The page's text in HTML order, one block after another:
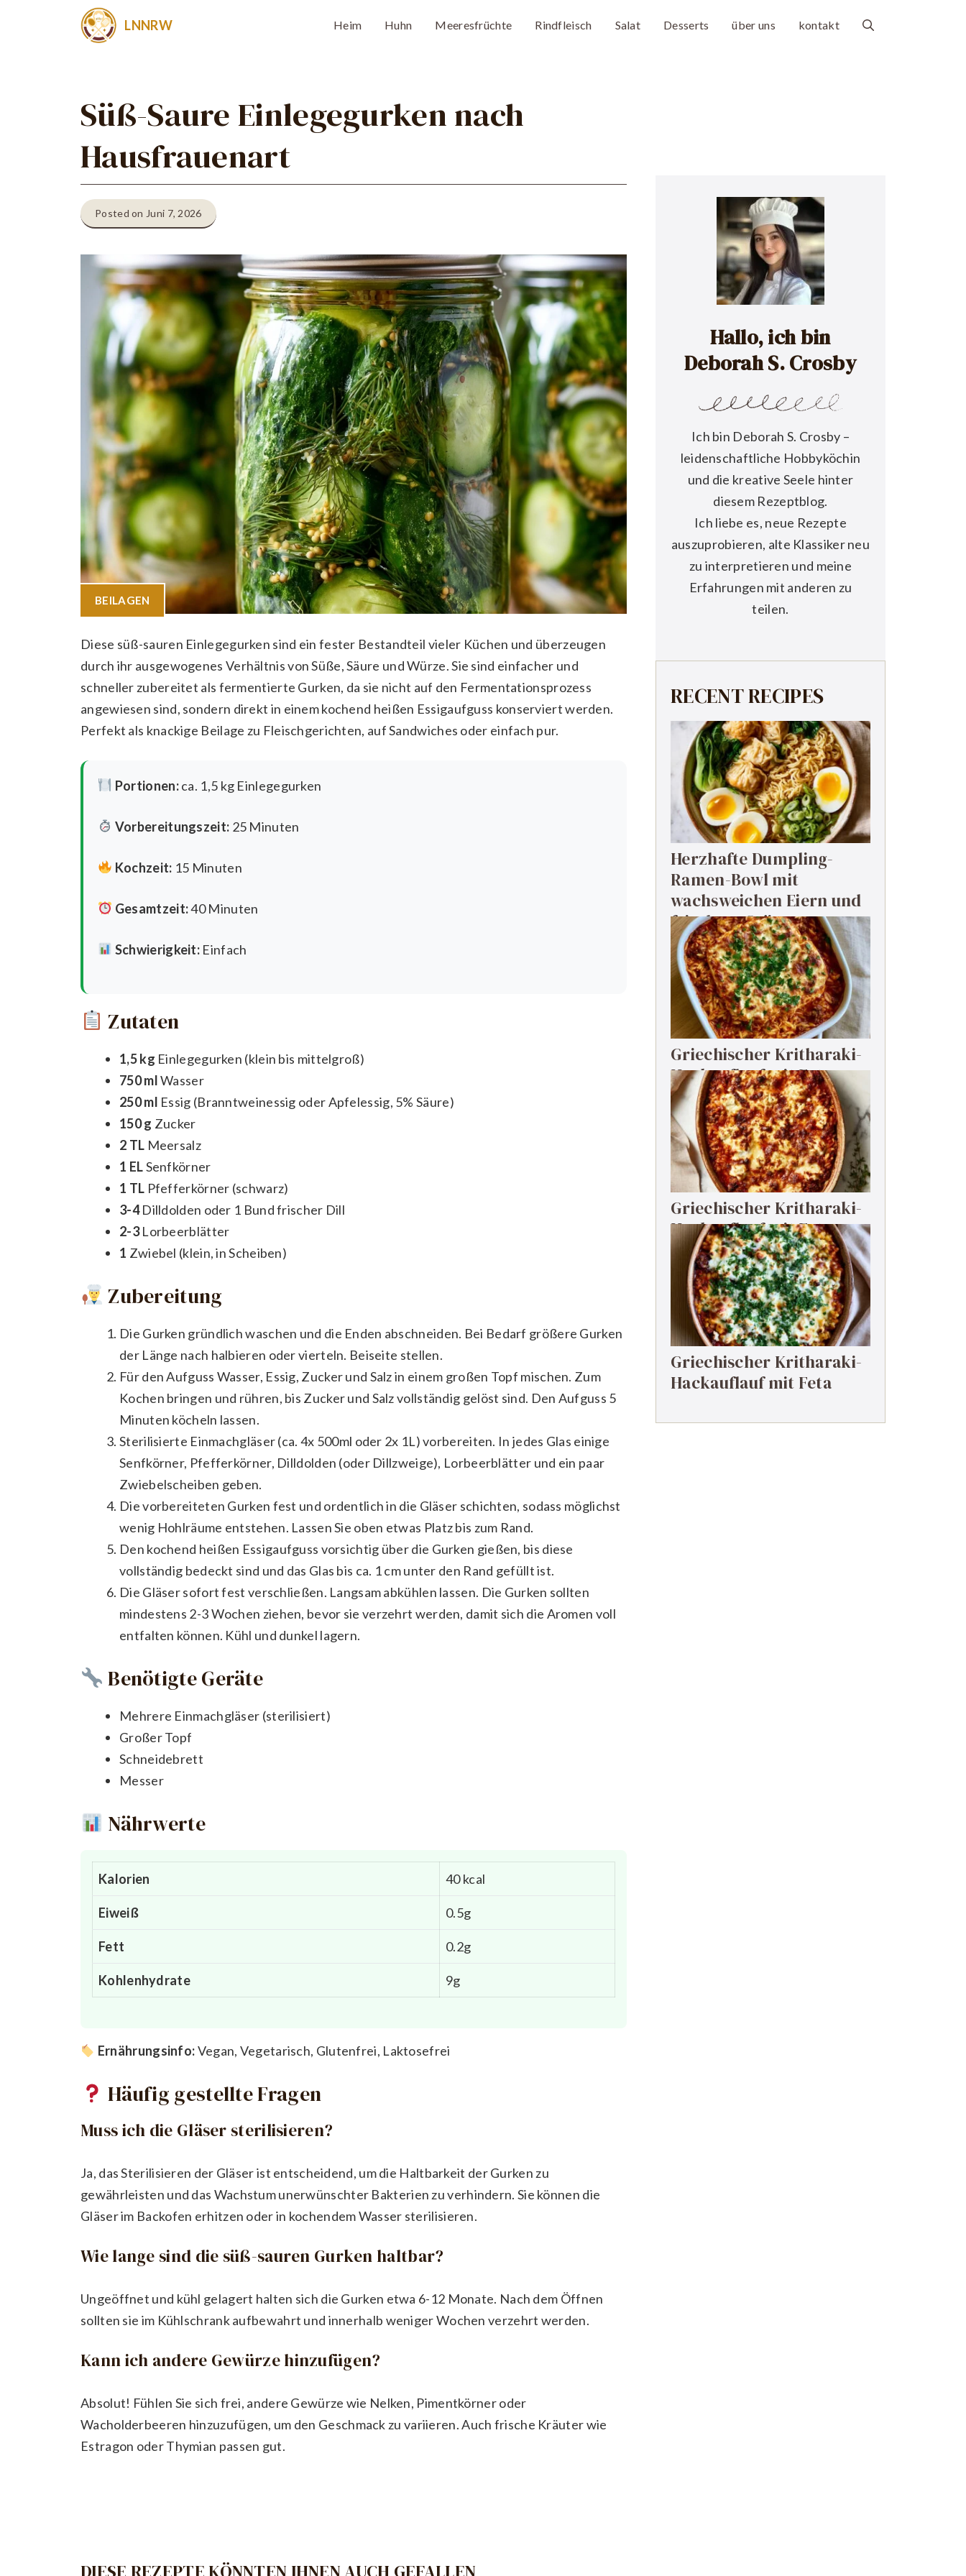
LNNRW Heim Huhn Meeresfrüchte Rindfleisch Salat Desserts über uns kontakt
Süß-Saure Einlegegurken nach
Hausfrauenart
Posted on Juni 7, 2026
BEILAGEN
Diese süß-sauren Einlegegurken sind ein fester Bestandteil vieler Küchen und überzeugen
durch ihr ausgewogenes Verhältnis von Süße, Säure und Würze. Sie sind einfacher und
schneller zubereitet als fermentierte Gurken, da sie nicht auf den Fermentationsprozess
angewiesen sind, sondern direkt in einem kochend heißen Essigaufguss konserviert werden.
Perfekt als knackige Beilage zu Fleischgerichten, auf Sandwiches oder einfach pur.
Portionen:ca. 1,5 kg Einlegegurken
Vorbereitungszeit: 25 Minuten
Kochzeit: 15 Minuten
Gesamtzeit:40 Minuten
Schwierigkeit: Einfach
Zutaten
1,5 kg Einlegegurken (klein bis mittelgroß)
750 mlWasser
250 ml Essig (Branntweinessig oder Apfelessig, 5% Säure)
150 g Zucker
2 TL Meersalz
1 ELSenfkörner
1 TL Pfefferkörner (schwarz)
3-4Dilldolden oder 1 Bund frischer Dill
2-3Lorbeerblätter
1 Zwiebel (klein, in Scheiben)
Zubereitung
Die Gurken gründlich waschen und die Enden abschneiden. Bei Bedarf größere Gurken
der Länge nach halbieren oder vierteln. Beiseite stellen.
Für den Aufguss Wasser, Essig, Zucker und Salz in einem großen Topf mischen. Zum
Kochen bringen und rühren, bis Zucker und Salz vollständig gelöst sind. Den Aufguss 5
Minuten köcheln lassen.
Sterilisierte Einmachgläser (ca. 4x 500ml oder 2x 1L) vorbereiten. In jedes Glas einige
Senfkörner, Pfefferkörner, Dilldolden (oder Dillzweige), Lorbeerblätter und ein paar
Zwiebelscheiben geben.
Die vorbereiteten Gurken fest und ordentlich in die Gläser schichten, sodass möglichst
wenig Hohlräume entstehen. Lassen Sie oben etwas Platz bis zum Rand.
Den kochend heißen Essigaufguss vorsichtig über die Gurken gießen, bis diese
vollständig bedeckt sind und das Glas bis ca. 1 cm unter den Rand gefüllt ist.
Die Gläser sofort fest verschließen. Langsam abkühlen lassen. Die Gurken sollten
mindestens 2-3 Wochen ziehen, bevor sie verzehrt werden, damit sich die Aromen voll
entfalten können. Kühl und dunkel lagern.
Benötigte Geräte
Mehrere Einmachgläser (sterilisiert)
Großer Topf
Schneidebrett
Messer
Nährwerte
Kalorien 40 kcal
Eiweiß 0.5g
Fett 0.2g
Kohlenhydrate 9g
Ernährungsinfo:Vegan, Vegetarisch, Glutenfrei, Laktosefrei
Häufig gestellte Fragen
Muss ich die Gläser sterilisieren?
Ja, das Sterilisieren der Gläser ist entscheidend, um die Haltbarkeit der Gurken zu
gewährleisten und das Wachstum unerwünschter Bakterien zu verhindern. Sie können die
Gläser im Backofen erhitzen oder in kochendem Wasser sterilisieren.
Wie lange sind die süß-sauren Gurken haltbar?
Ungeöffnet und kühl gelagert halten sich die Gurken etwa 6-12 Monate. Nach dem Öffnen
sollten sie im Kühlschrank aufbewahrt und innerhalb weniger Wochen verzehrt werden.
Kann ich andere Gewürze hinzufügen?
Absolut! Fühlen Sie sich frei, andere Gewürze wie Nelken, Pimentkörner oder
Wacholderbeeren hinzuzufügen, um den Geschmack zu variieren. Auch frische Kräuter wie
Estragon oder Thymian passen gut.
DIESE REZEPTE KÖNNTEN IHNEN AUCH GEFALLEN
Hallo, ich bin
Deborah S. Crosby
Ich bin Deborah S. Crosby –
leidenschaftliche Hobbyköchin
und die kreative Seele hinter
diesem Rezeptblog.
Ich liebe es, neue Rezepte
auszuprobieren, alte Klassiker neu
zu interpretieren und meine
Erfahrungen mit anderen zu
teilen.
RECENT RECIPES
Herzhafte Dumpling-
Ramen-Bowl mit
wachsweichen Eiern und
frischem Grün
Griechischer Kritharaki-
Hackauflauf mit Feta
Griechischer Kritharaki-
Hackauflauf mit Feta
Griechischer Kritharaki-
Hackauflauf mit Feta